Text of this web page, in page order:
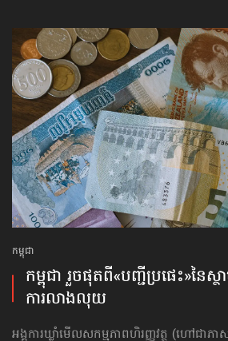
កម្ពុជា
កម្ពុជា រួចផុតពី«បញ្ជីប្រផេះ»​នៃស្
ការលាងលុយ
អង្គការឃ្លាំមើលសកម្មភាពហិរញ្ញវត្ថុ (ហៅ​ជា​ភា